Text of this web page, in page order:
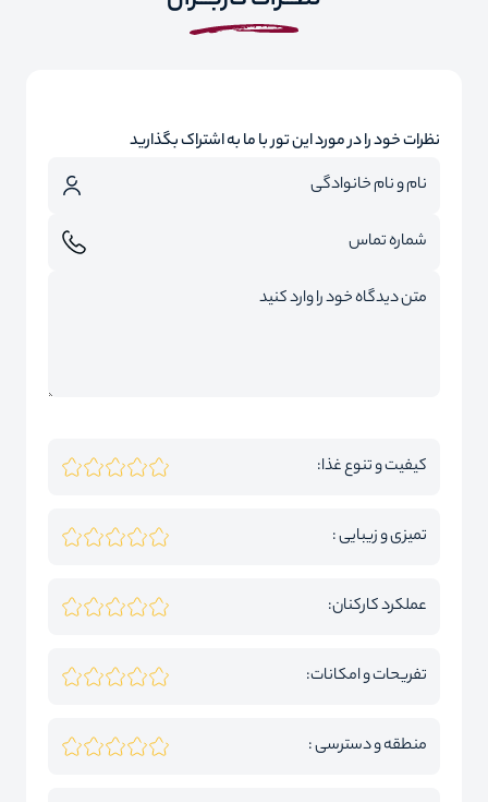
نظرات خود را در مورد این تور با ما به اشتراک بگذارید
کیفیت و تنوع غذا:
تمیزی و زیبایی :
عملکرد کارکنان:
تفریحات و امکانات:
منطقه و دسترسی :